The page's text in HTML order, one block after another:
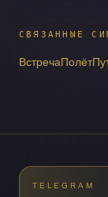
СВЯЗАННЫЕ
ВстречаПолёт
TELEGRAM